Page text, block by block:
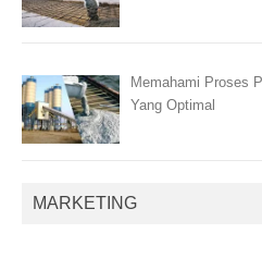
Memahami Proses
Yang Optimal
MARKETING